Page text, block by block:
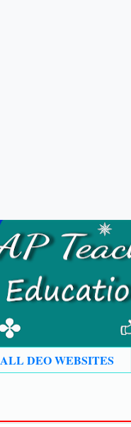
ALL DEO WEBSITES